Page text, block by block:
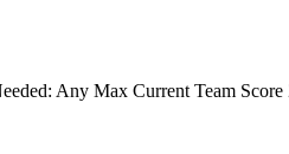
Any Max Current Team Score